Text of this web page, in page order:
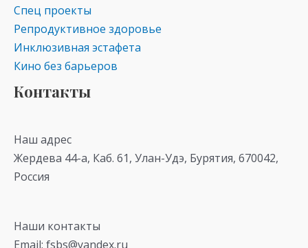
Спец проекты
Репродуктивное здоровье
Инклюзивная эстафета
Кино без барьеров
Контакты
Наш адрес
Жердева 44-а, Каб. 61, Улан-Удэ, Бурятия, 670042,
Россия
Наши контакты
Email: fsbs@yandex.ru